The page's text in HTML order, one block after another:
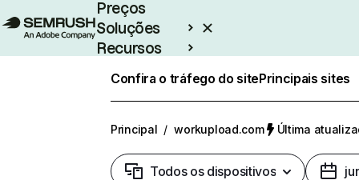
Preços
Soluções
Recursos
Confira o tráfego do sitePrincipais sites
Principal / workupload.com Última
Todos os dispositivos